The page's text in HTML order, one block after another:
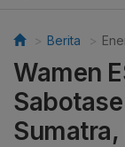
Berita
Wamen